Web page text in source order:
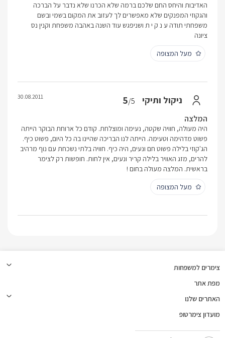
האדיבות והיחס החם שלכם ברמה שלא הכרנו שלא נדבר על הברכה
והגקוזי המפנקים שלא מאפשרים לך לעזוב את המקום בשמי ובשם
משפחתי תודה ע נ ק י ת ושניפגש עוד השנה באהבה משפחת וקנין נס
ציונה
מעל המצופה
ניקול ותיקי 5/5
30.08.2011
המלצה
היה מעולה, חוויה שקטה, נעימה ומוצלחת. קודם כל ארוחת הבוקר הייתה
פשוט מדהימה וטעימה. הייתה לנו הבריכה שהיינו בה כל היום, פשוט כיף.
הג'קוזי בלילה פשוט חם ונעים, היה כיף. חוויה בלתי נשכחת עם נוף מרהיב
להרים, מזג האוויר בלילה קריר ונעים, אין לחות. חופשות רק לצימר
בראשית. המלצה מעולה בחום !
מעל המצופה
צימרים למשפחות
מפת אתר
האתרים שלנו
מועדון צימרטופ